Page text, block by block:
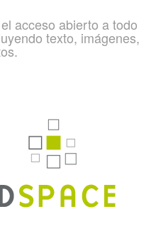
acceso abierto a todo
texto, imágenes,